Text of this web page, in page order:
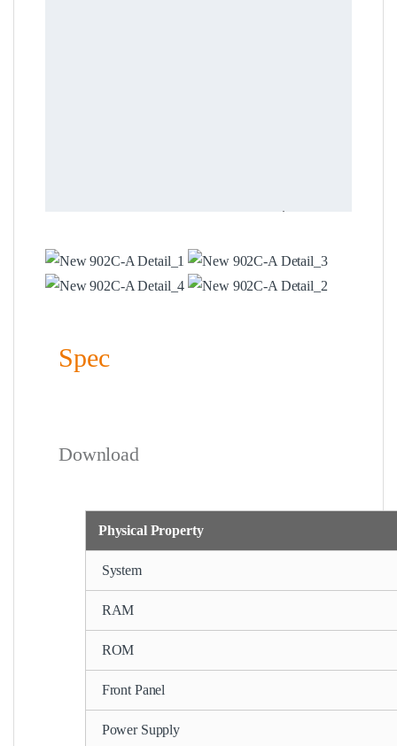
Spec
Download
Physical Property
System
RAM
ROM
Front Panel
Power Supply